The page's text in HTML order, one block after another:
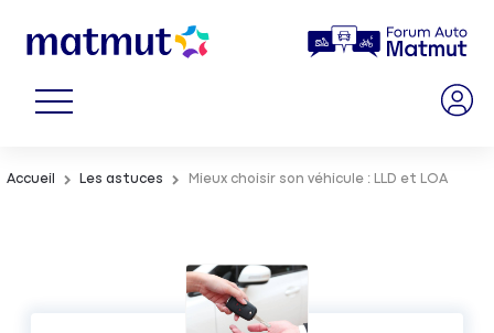
Accueil Les astuces Mieux choisir son véhicule : LLD et LOA